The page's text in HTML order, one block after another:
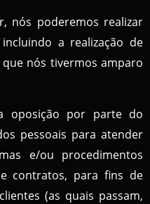
nós poderemos realizar
a realização de
nós tivermos amparo
oposição por parte do
pessoais para atender
e/ou procedimentos
contratos, para fins de
(as quais passam,